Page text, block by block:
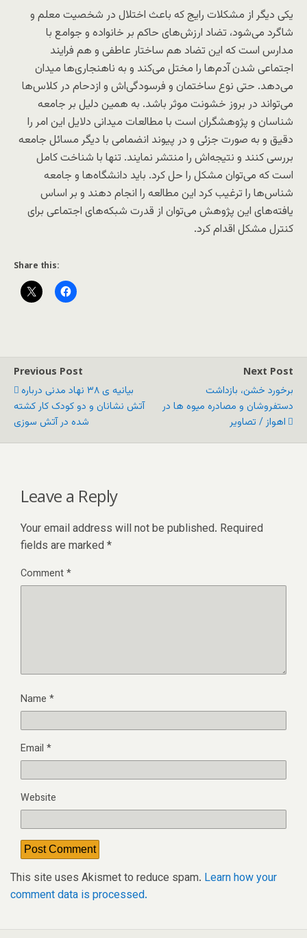
یکی دیگر از مشکلات رایج که باعث اختلال در شخصیت معلم و
شاگرد می‌شود، تضاد ارزش‌های حاکم بر خانواده و جوامع با
مدارس است که این تضاد هم ساختار عاطفی و هم فرایند
اجتماعی شدن آدم‌ها را مختل می‌کند و به ناهنجاری‌ها میدان
می‌دهد. حتی نوع ساختمان و فرسودگی‌اش و ازدحام در کلاس‌ها
می‌تواند در بروز خشونت موثر باشد. به همین دلیل بر جامعه
شناسان و پژوهشگران است با مطالعات میدانی دلایل این امر را
دقیق و به صورت جزئی و در پیوند انضمامی با دیگر مسائل جامعه
بررسی کنند و نتیجه‌اش را منتشر نمایند. تنها با شناخت کامل
است که می‌توان مشکل را حل کرد. باید دانشگاه‌ها و جامعه
شناس‌ها را ترغیب کرد این مطالعه را انجام دهند و بر اساس
یافته‌های این پژوهش می‌توان از قدرت شبکه‌های اجتماعی برای
کنترل مشکل اقدام کرد.
Share this:
Previous Post
بیانیه ی ۳۸ نهاد مدنی درباره
آتش نشانان و دو کودک کار کشته
شده در آتش سوزی
Next Post
برخورد خشن، بازداشت
دستفروشان و مصادره میوه ها در
اهواز / تصاویر
Leave a Reply
Your email address will not be published. Required
fields are marked *
Comment*
Name *
Email *
Website
This site uses Akismet to reduce spam. Learn how your
comment data is processed.